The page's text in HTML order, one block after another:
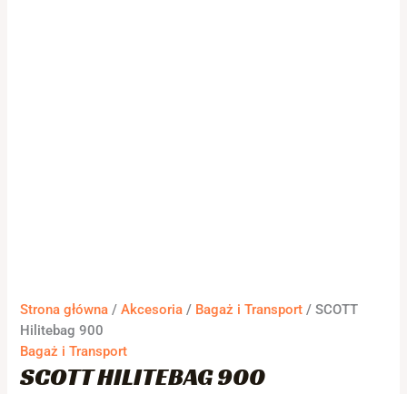
Strona główna /Akcesoria / Bagaż i Transport / SCOTT
Hilitebag 900
Bagaż i Transport
SCOTT HILITEBAG 900